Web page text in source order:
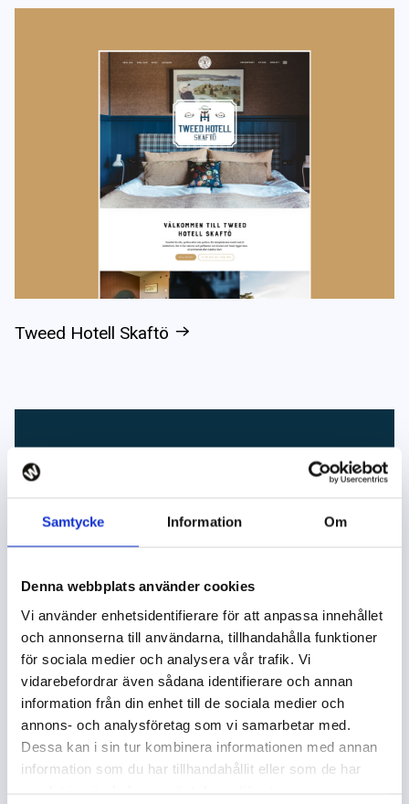
Samtycke Information Om
Denna webbplats använder cookies
Vi använder enhetsidentifierare för att anpassa innehållet
och annonserna till användarna, tillhandahålla funktioner
för sociala medier och analysera vår trafik. Vi
vidarebefordrar även sådana identifierare och annan
information från din enhet till de sociala medier och
annons- och analysföretag som vi samarbetar med.
Dessa kan i sin tur kombinera informationen med annan
information som du har tillhandahållit eller som de har
Tweed Hotell Skaftö
Sköld Forsberg